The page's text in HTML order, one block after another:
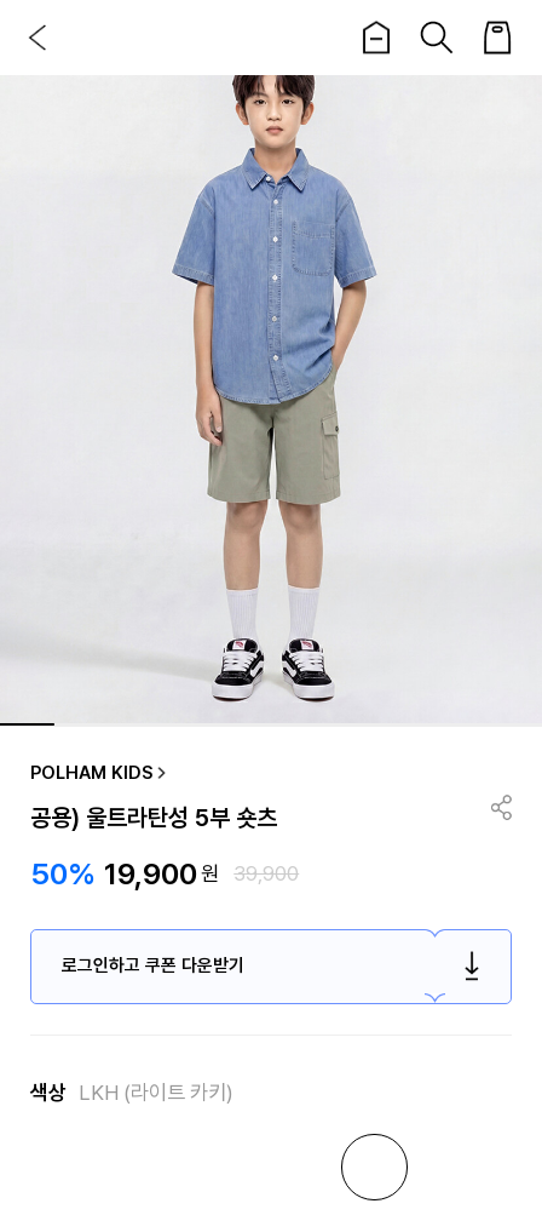
POLHAM KIDS
공용) 울트라탄성 5부 숏츠
50% 19,900원 39,900
로그인하고 쿠폰 다운받기
색상 LKH (라이트 카키)